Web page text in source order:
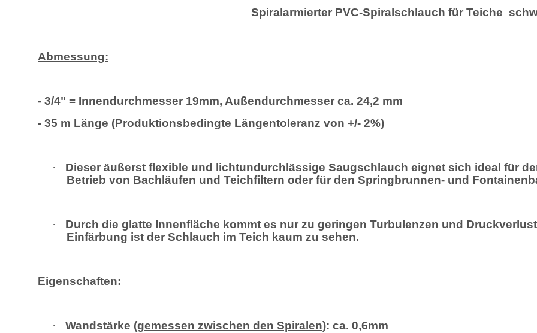
Spiralarmierter PVC-Spiralschlauch für Teiche 
Abmessung:
- 3/4" = Innendurchmesser 19mm, Außendurchmesser ca. 24,2 mm
- 35 m Länge (Produktionsbedingte Längentoleranz von +/- 2%)
·
Dieser äußerst flexible und lichtundurchlässige Saugschlauch eignet sich ideal für
Betrieb von Bachläufen und Teichfiltern oder für den Springbrunnen- und
·
Durch die glatte Innenfläche kommt es nur zu geringen Turbulenzen und
Einfärbung ist der Schlauch im Teich kaum zu sehen.
Eigenschaften:
· Wandstärke (gemessen zwischen den Spiralen): ca. 0,6mm